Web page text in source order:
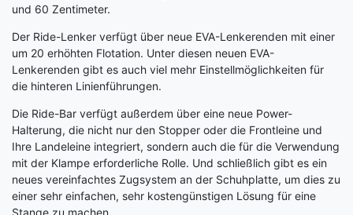
und 60 Zentimeter.
Der Ride-Lenker verfügt über neue EVA-Lenkerenden mit einer
um 20 erhöhten Flotation. Unter diesen neuen EVA-
Lenkerenden gibt es auch viel mehr Einstellmöglichkeiten für
die hinteren Linienführungen.
Die Ride-Bar verfügt außerdem über eine neue Power-
Halterung, die nicht nur den Stopper oder die Frontleine und
Ihre Landeleine integriert, sondern auch die für die Verwendung
mit der Klampe erforderliche Rolle. Und schließlich gibt es ein
neues vereinfachtes Zugsystem an der Schuhplatte, um dies zu
einer sehr einfachen, sehr kostengünstigen Lösung für eine
Stange zu machen.